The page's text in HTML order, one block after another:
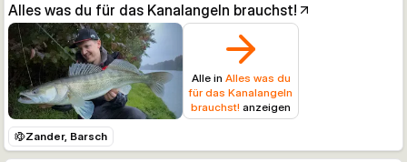
Alles was du für das Kanalangeln brauchst!
Alle in Alles was du
für das Kanalangeln
brauchst! anzeigen
Zander, Barsch